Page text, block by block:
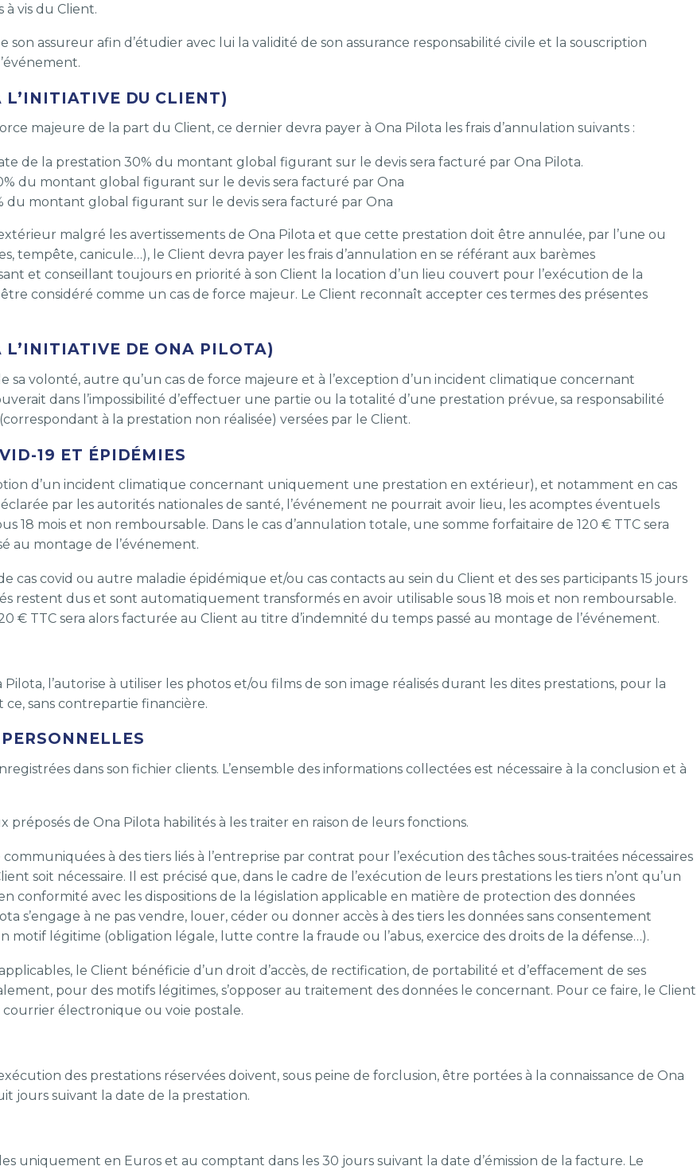
à vis du Client.
assureur afin d’étudier avec lui la validité de son assurance responsabilité civile et la souscription
DU CLIENT)
majeure de la part du Client, ce dernier devra payer à Ona Pilota les frais d’annulation suivants :
de la prestation 30% du montant global figurant sur le devis sera facturé par Ona Pilota.
du montant global figurant sur le devis sera facturé par Ona
du montant global figurant sur le devis sera facturé par Ona
malgré les avertissements de Ona Pilota et que cette prestation doit être annulée, par l’une ou
tempête, canicule…), le Client devra payer les frais d’annulation en se référant aux barèmes
et conseillant toujours en priorité à son Client la location d’un lieu couvert pour l’exécution de la
considéré comme un cas de force majeur. Le Client reconnaît accepter ces termes des présentes
DE ONA PILOTA)
sa volonté, autre qu’un cas de force majeure et à l’exception d’un incident climatique concernant
dans l’impossibilité d’effectuer une partie ou la totalité d’une prestation prévue, sa responsabilité
à la prestation non réalisée) versées par le Client.
19 ET ÉPIDÉMIES
d’un incident climatique concernant uniquement une prestation en extérieur), et notamment en cas
par les autorités nationales de santé, l’événement ne pourrait avoir lieu, les acomptes éventuels
18 mois et non remboursable. Dans le cas d’annulation totale, une somme forfaitaire de 120 € TTC sera
au montage de l’événement.
cas covid ou autre maladie épidémique et/ou cas contacts au sein du Client et des ses participants 15 jours
restent dus et sont automatiquement transformés en avoir utilisable sous 18 mois et non remboursable.
€ TTC sera alors facturée au Client au titre d’indemnité du temps passé au montage de l’événement.
l’autorise à utiliser les photos et/ou films de son image réalisés durant les dites prestations, pour la
sans contrepartie financière.
dans son fichier clients. L’ensemble des informations collectées est nécessaire à la conclusion et à
préposés de Ona Pilota habilités à les traiter en raison de leurs fonctions.
à des tiers liés à l’entreprise par contrat pour l’exécution des tâches sous-traitées nécessaires
soit nécessaire. Il est précisé que, dans le cadre de l’exécution de leurs prestations les tiers n’ont qu’un
conformité avec les dispositions de la législation applicable en matière de protection des données
s’engage à ne pas vendre, louer, céder ou donner accès à des tiers les données sans consentement
motif légitime (obligation légale, lutte contre la fraude ou l’abus, exercice des droits de la défense…).
le Client bénéficie d’un droit d’accès, de rectification, de portabilité et d’effacement de ses
pour des motifs légitimes, s’opposer au traitement des données le concernant. Pour ce faire, le Client
électronique ou voie postale.
des prestations réservées doivent, sous peine de forclusion, être portées à la connaissance de Ona
jours suivant la date de la prestation.
uniquement en Euros et au comptant dans les 30 jours suivant la date d’émission de la facture. Le